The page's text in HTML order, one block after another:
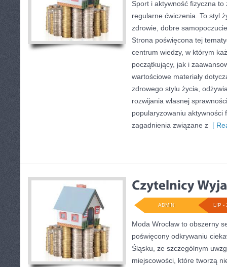
Sport i aktywność fizyczna
regularne ćwiczenia. To styl
zdrowie, dobre
Strona poświęcona tej
centrum wiedzy, w którym
początkujący, jak i
wartościowe materiały
zdrowego stylu życia,
rozwijania własnej
popularyzowaniu aktywności
zagadnienia związane z [
LIP -
ADMIN
Moda Wrocław to obszerny
poświęcony odkrywaniu
Śląsku, ze szczególnym
miejscowości, które tworzą